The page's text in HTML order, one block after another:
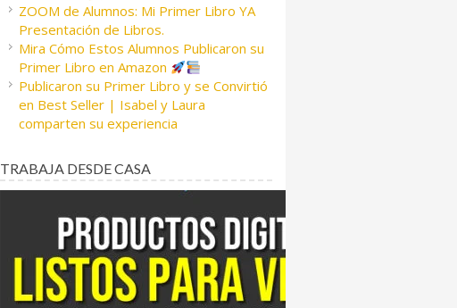
ZOOM de Alumnos: Mi Primer Libro YA
Presentación de Libros.
Mira Cómo Estos Alumnos Publicaron su
Primer Libro en Amazon
Publicaron su Primer Libro y se Convirtió
en Best Seller | Isabel y Laura
comparten su experiencia
TRABAJA DESDE CASA